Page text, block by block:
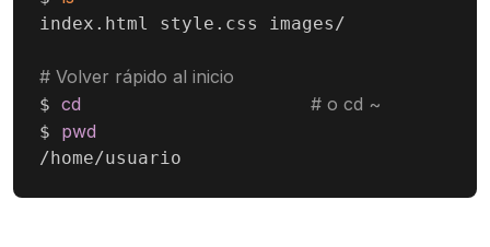
index.html style.css images/
# Volver rápido al inicio
$ cd # o cd ~
$ pwd
/home/usuario